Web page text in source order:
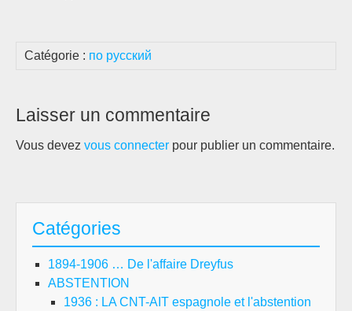
Catégorie : по русский
Laisser un commentaire
Vous devez vous connecter pour publier un commentaire.
Catégories
1894-1906 … De l'affaire Dreyfus
ABSTENTION
1936 : LA CNT-AIT espagnole et l'abstention